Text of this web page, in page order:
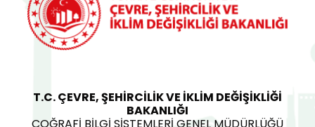
T.C. ÇEVRE, ŞEHİRCİLİK VE İKLİM DEĞİŞİKLİĞİ
BAKANLIĞI
COĞRAFİ BİLGİ SİSTEMLERİ GENEL MÜDÜRLÜĞÜ